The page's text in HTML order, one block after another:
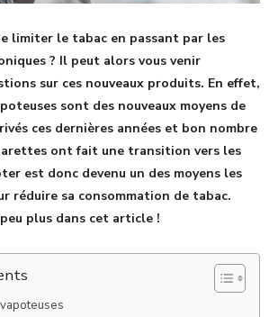
limiter le tabac en passant par les
? Il peut alors vous venir
sur ces nouveaux produits. En effet,
sont des nouveaux moyens de
ces dernières années et bon nombre
ont fait une transition vers les
est donc devenu un des moyens les
réduire sa consommation de tabac.
plus dans cet article !